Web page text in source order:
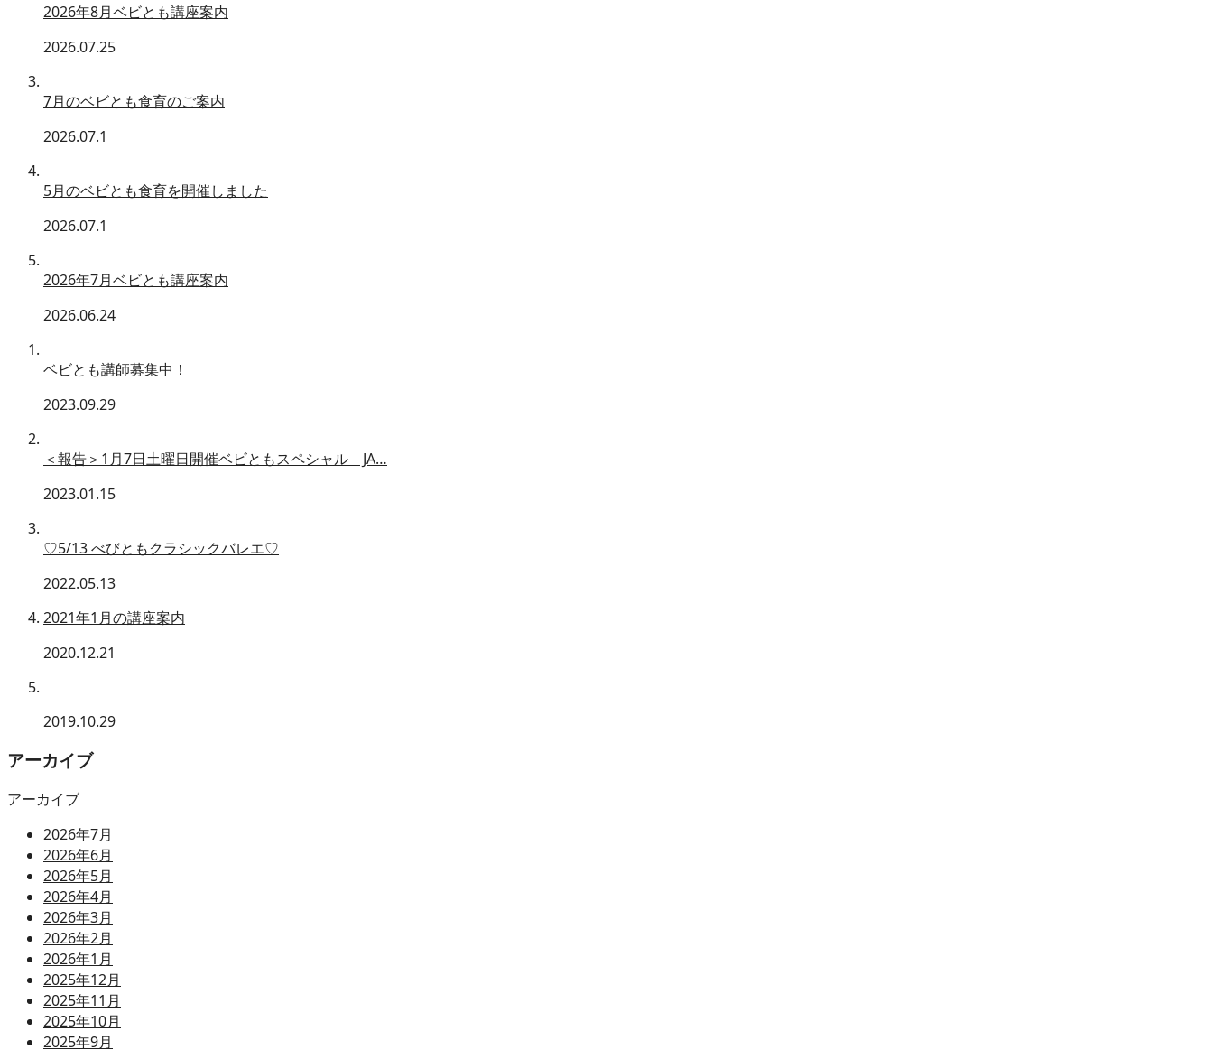
2026年8月ベビとも講座案内
2026.07.25
7月のベビとも食育のご案内
2026.07.1
5月のベビとも食育を開催しました
2026.07.1
2026年7月ベビとも講座案内
2026.06.24
ベビとも講師募集中！
2023.09.29
＜報告＞1月7日土曜日開催ベビともスペシャル JA…
2023.01.15
♡5/13 べびともクラシックバレエ♡
2022.05.13
2021年1月の講座案内
2020.12.21
2019.10.29
アーカイブ
アーカイブ
2026年7月
2026年6月
2026年5月
2026年4月
2026年3月
2026年2月
2026年1月
2025年12月
2025年11月
2025年10月
2025年9月